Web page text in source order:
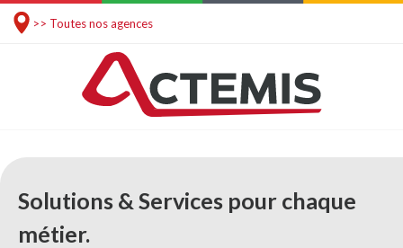
>> Toutes nos agences
Solutions & Services pour chaque
métier.